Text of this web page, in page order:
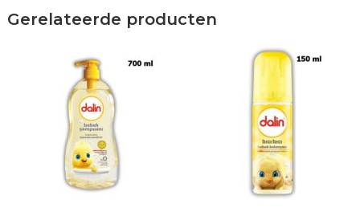
Gerelateerde producten